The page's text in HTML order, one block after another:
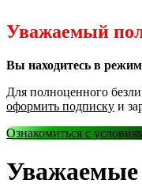
Уважаемый
Вы находитесь в
Для полноценного
оформить подписку и
Ознакомиться с
Уважаемые